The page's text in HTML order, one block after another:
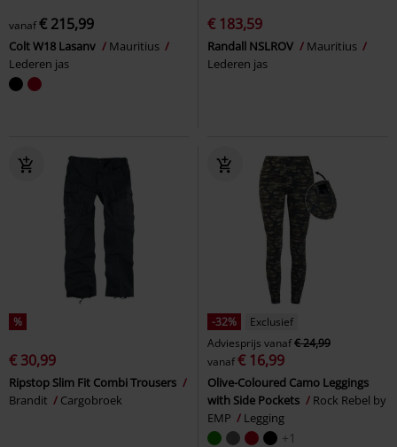
vanaf€ 215,99
Colt W18 Lasanv
Mauritius
Lederen jas
€ 183,59
Randall NSLROV
Mauritius
Lederen jas
%
€ 30,99
Ripstop Slim Fit Combi Trousers
Brandit
Cargobroek
-32%
Exclusief
Adviesprijs vanaf€ 24,99
vanaf€ 16,99
Olive-Coloured Camo Leggings
with Side Pockets
Rock Rebel by
EMP
Legging
+1